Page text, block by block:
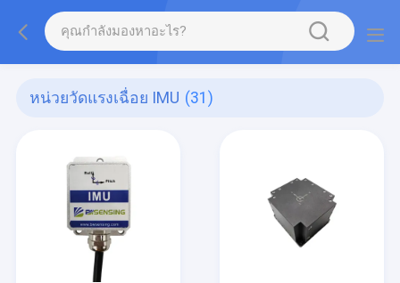
หน่วยวัดแรงเฉื่อย IMU (31)